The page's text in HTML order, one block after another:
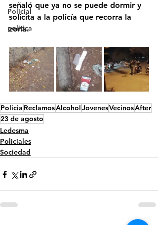
Policial
politica
señaló que ya no se puede dormir y
solicita a la policía que recorra la
zona.
Policia ReclamosAlcoholJovenesVecinosAfter
23 de agosto
Ledesma
Policiales
Sociedad